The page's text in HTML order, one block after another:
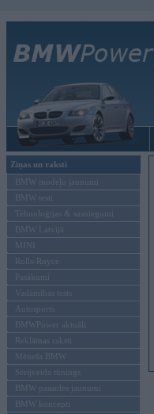
Ziņas un raksti
BMW modeļu jaunumi
BMW testi
Tehnoloģijas & sasniegumi
BMW Latvijā
MINI
Rolls-Royce
Pasākumi
Vadāmības tests
Autosports
BMWPower aktuāli
Reklāmas raksti
Mēneša BMW
Sērijveida tūnings
BMW pasaules jaunumi
BMW koncepti